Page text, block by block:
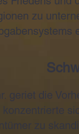
zu
geriet die
zu